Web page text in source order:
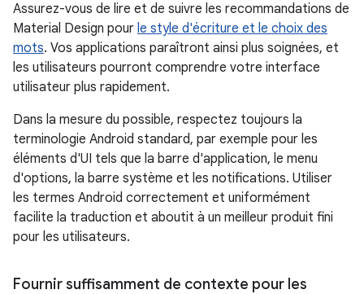
Assurez-vous de lire et de suivre les recommandations de
Material Design pour le style d'écriture et le choix des
mots. Vos applications paraîtront ainsi plus soignées, et
les utilisateurs pourront comprendre votre interface
utilisateur plus rapidement.
Dans la mesure du possible, respectez toujours la
terminologie Android standard, par exemple pour les
éléments d'UI tels que la barre d'application, le menu
d'options, la barre système et les notifications. Utiliser
les termes Android correctement et uniformément
facilite la traduction et aboutit à un meilleur produit fini
pour les utilisateurs.
Fournir suffisamment de contexte pour les